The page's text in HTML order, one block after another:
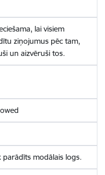
lai visiem
ziņojumus pēc tam,
un aizvēruši tos.
parādīts modālais logs.